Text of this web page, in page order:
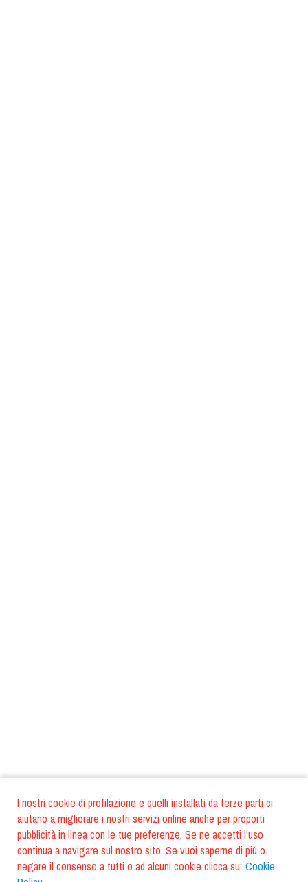
I nostri cookie di profilazione e quelli installati da terze parti ci
aiutano a migliorare i nostri servizi online anche per proporti
pubblicità in linea con le tue preferenze. Se ne accetti l'uso
continua a navigare sul nostro sito. Se vuoi saperne di più o
negare il consenso a tutti o ad alcuni cookie clicca su: Cookie